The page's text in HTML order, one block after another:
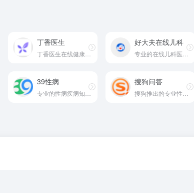
丁香医生
丁香医生在线健康咨询平台
好大夫在线儿科
39性病 搜狗问答